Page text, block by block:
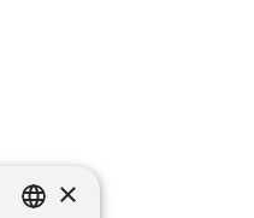
×